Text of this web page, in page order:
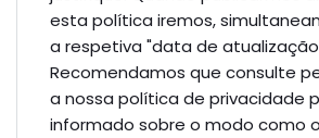
esta política iremos,
a respetiva "data de
Recomendamos que consulte
a nossa política de privacidade
informado sobre o modo como